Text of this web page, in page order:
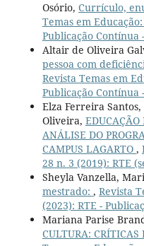
Osório, Currículo,
Temas em
Publicação Contínua
Altair de Oliveira
pessoa com
Revista Temas em
Publicação Contínua
Elza Ferreira
Oliveira,
ANÁLISE DO
CAMPUS LAGARTO ,
28 n. 3 (2019): RTE
Sheyla Vanzella,
mestrado: , Revista
(2023): RTE -
Mariana Parise
CULTURA: